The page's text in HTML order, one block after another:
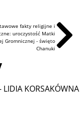
fakty religijne i
uroczystość Matki
Gromnicznej - święto
Chanuki
KORSAKÓWNA